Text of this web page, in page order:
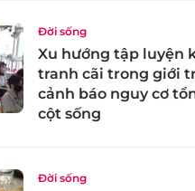
Đời sống
Xu hướng tập luyện
tranh cãi trong giới
cảnh báo nguy cơ
cột sống
Đời sống